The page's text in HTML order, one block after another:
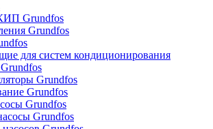
Grundfos
Grundfos
для систем кондиционирования
Grundfos
Grundfos
Grundfos
Grundfos